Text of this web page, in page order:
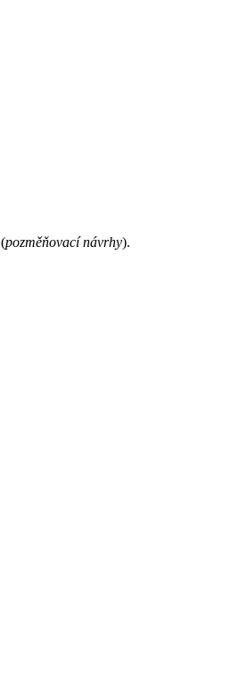
(pozměňovací návrhy).